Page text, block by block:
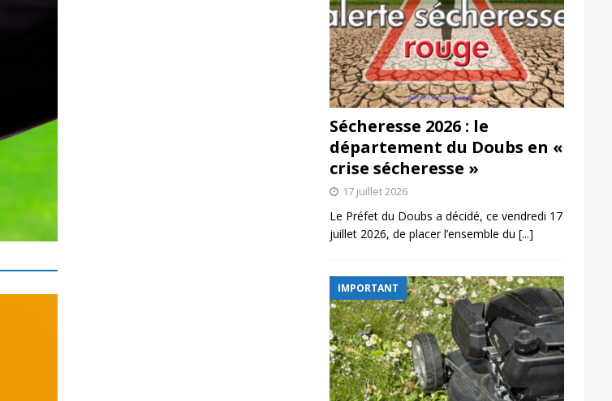
Sécheresse 2026 : le
département du Doubs en «
crise sécheresse »
17 juillet 2026
Le Préfet du Doubs a décidé, ce vendredi 17
juillet 2026, de placer l’ensemble du [...]
IMPORTANT